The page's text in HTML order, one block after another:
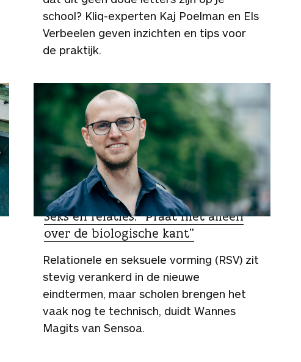
school? Kliq-experten Kaj Poelman en Els
Verbeelen geven inzichten en tips voor
de praktijk.
DUIDING
Seks en relaties: “Praat niet alleen
over de biologische kant”
Relationele en seksuele vorming (RSV) zit
stevig verankerd in de nieuwe
eindtermen, maar scholen brengen het
vaak nog te technisch, duidt Wannes
Magits van Sensoa.